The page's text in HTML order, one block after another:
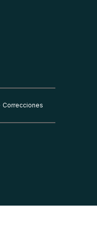
Correcciones